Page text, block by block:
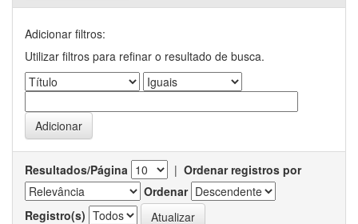
Adicionar filtros:
Utilizar filtros para refinar o resultado de busca.
Resultados/Página | Ordenar registros por
Ordenar
Registro(s)